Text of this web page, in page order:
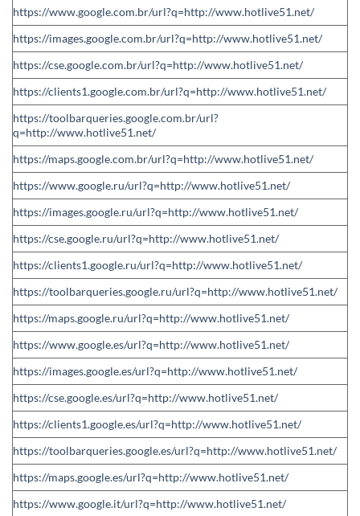
https://www.google.com.br/url?q=http://www.hotlive51.net/
https://images.google.com.br/url?q=http://www.hotlive51.net/
https://cse.google.com.br/url?q=http://www.hotlive51.net/
https://clients1.google.com.br/url?q=http://www.hotlive51.net/
https://toolbarqueries.google.com.br/url?
q=http://www.hotlive51.net/
https://maps.google.com.br/url?q=http://www.hotlive51.net/
https://www.google.ru/url?q=http://www.hotlive51.net/
https://images.google.ru/url?q=http://www.hotlive51.net/
https://cse.google.ru/url?q=http://www.hotlive51.net/
https://clients1.google.ru/url?q=http://www.hotlive51.net/
https://toolbarqueries.google.ru/url?q=http://www.hotlive51.net/
https://maps.google.ru/url?q=http://www.hotlive51.net/
https://www.google.es/url?q=http://www.hotlive51.net/
https://images.google.es/url?q=http://www.hotlive51.net/
https://cse.google.es/url?q=http://www.hotlive51.net/
https://clients1.google.es/url?q=http://www.hotlive51.net/
https://toolbarqueries.google.es/url?q=http://www.hotlive51.net/
https://maps.google.es/url?q=http://www.hotlive51.net/
https://www.google.it/url?q=http://www.hotlive51.net/